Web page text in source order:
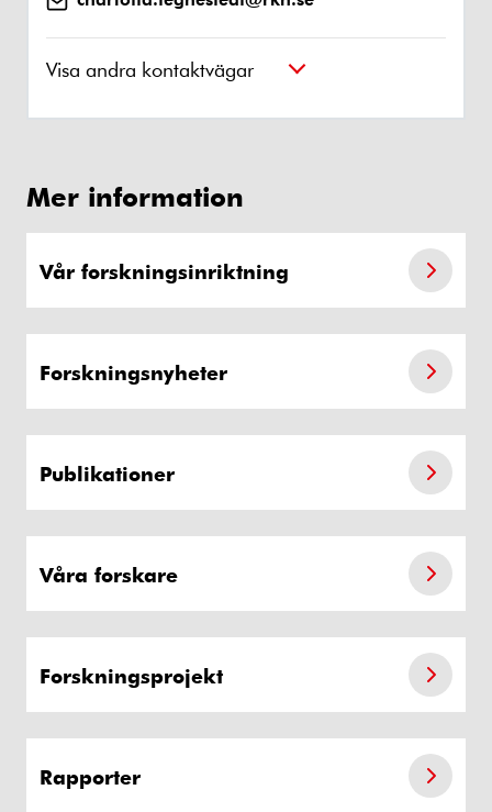
Visa andra kontaktvägar
Mer information
Vår forskningsinriktning
Forskningsnyheter
Publikationer
Våra forskare
Forskningsprojekt
Rapporter